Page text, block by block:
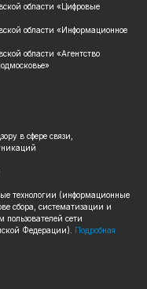
области «Цифровые
области «Информационное
области «Агентство
в сфере связи,
технологии (информационные
сбора, систематизации и
пользователей сети
Федерации). Подробная